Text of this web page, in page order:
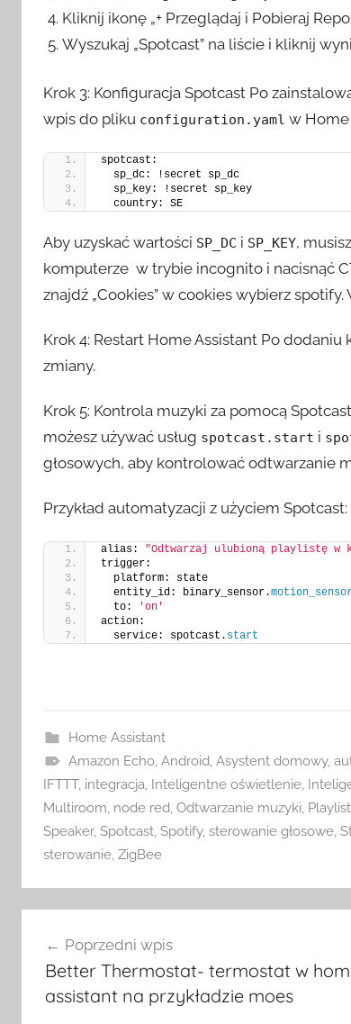
Kliknij ikonę „+ Przeglądaj i Pobieraj
Wyszukaj „Spotcast” na liście i kliknij
Krok 3: Konfiguracja Spotcast Po
wpis do pliku configuration.yaml w Home
spotcast:
  sp_dc: !secret sp_dc
  sp_key: !secret sp_key
  country: SE
Aby uzyskać wartości SP_DC i SP_KEY,
komputerze w trybie incognito i nacisnąć
znajdź „Cookies” w cookies wybierz spotify.
Krok 4: Restart Home Assistant Po
zmiany.
Krok 5: Kontrola muzyki za pomocą
możesz używać usług spotcast.start i
głosowych, aby kontrolować odtwarzanie
Przykład automatyzacji z użyciem Spotcast:
alias: "Odtwarzaj ulubioną playlistę w
trigger:
  platform: state
  entity_id: binary_sensor.
  to:
'on'
action:
  service: spotcast.
start
Home Assistant
Amazon Echo, Android Asystent domowy,
IFTTT, integracja Inteligentne oświetlenie
Multiroom node red Odtwarzanie muzyki
Speaker, Spotcast Spotify, sterowanie głosowe
sterowanie ZigBee
wpisuPoprzedni wpis
Better Thermostat- termostat w
assistant na przykładzie moes